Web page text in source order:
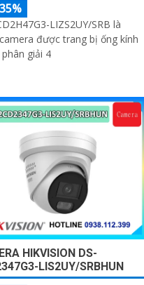
LIZS2UY/SRB là
được trang bị ống kính
giải 4
HIKVISION DS-
LIS2UY/SRBHUN